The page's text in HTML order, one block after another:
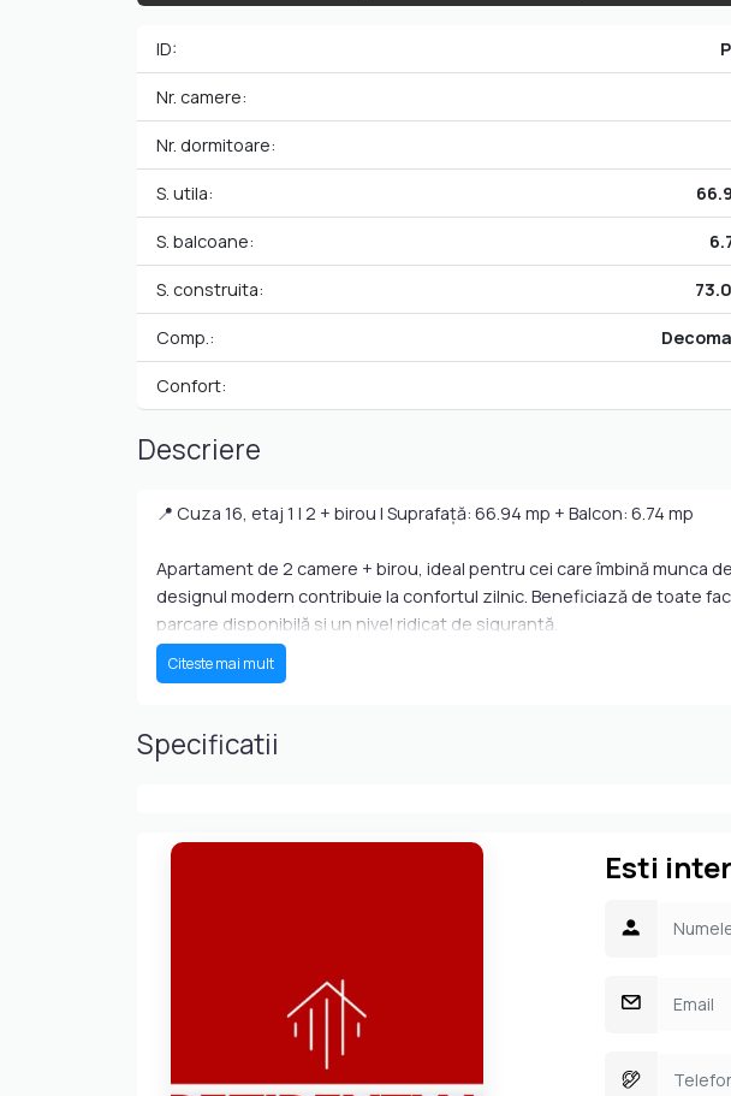
ID:
Nr. camere:
Nr. dormitoare:
S. utila:
S. balcoane:
S. construita:
Comp.:
Confort:
Descriere
📍 Cuza 16, etaj 1 | 2 + birou | Suprafață: 66.94 mp + Balcon: 6.74 mp
Apartament de 2 camere + birou, ideal pentru cei care îmbină munca
designul modern contribuie la confortul zilnic. Beneficiază de toate
parcare disponibilă și un nivel ridicat de siguranță.
💶 Chirie lunară: 1000 EUR
Ideal pentru închiriere pe termen lung, într-un imobil modern, într-o
Citeste mai mult
Specificatii
Esti